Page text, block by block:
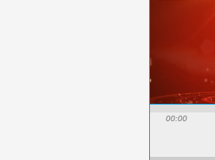
00:00